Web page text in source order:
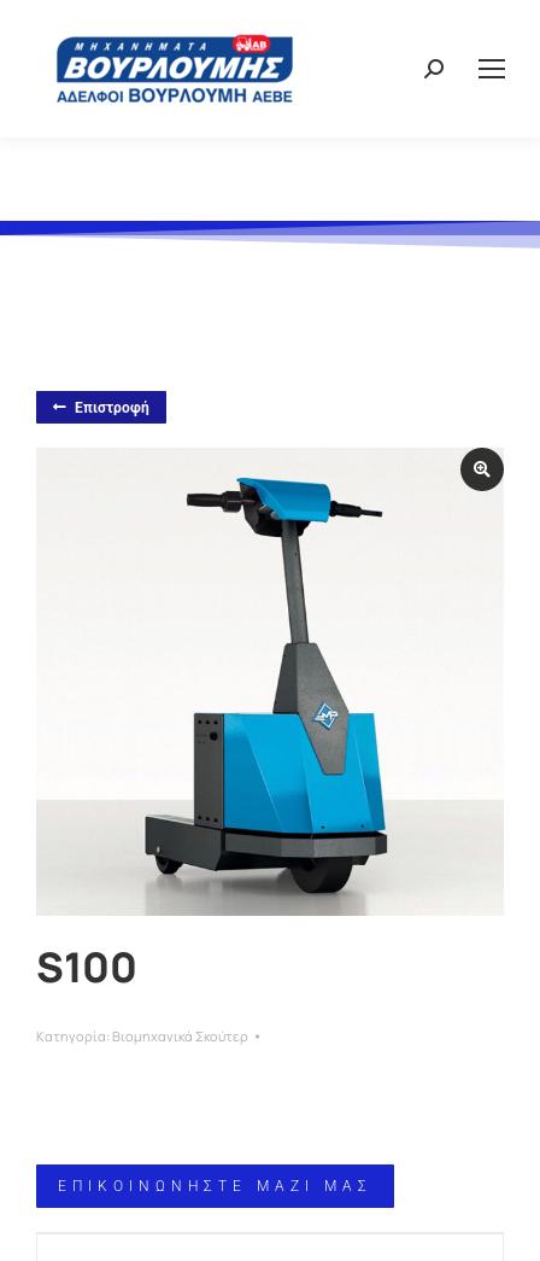
Επιστροφή
S100
Κατηγορία: Βιομηχανικά Σκούτερ
ΕΠΙΚΟΙΝΩΝΗΣΤΕ ΜΑΖΙ ΜΑΣ